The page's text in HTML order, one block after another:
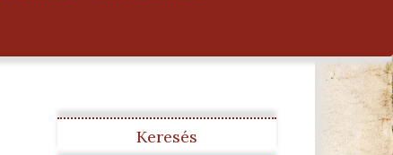
Keresés